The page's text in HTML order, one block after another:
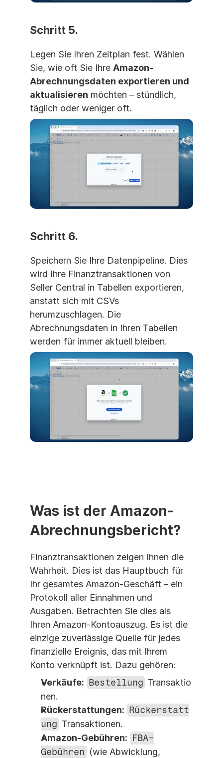
Schritt 5.
Legen Sie Ihren Zeitplan fest. Wählen
Sie, wie oft Sie Ihre Amazon-
Abrechnungsdaten exportieren und
aktualisieren möchten – stündlich,
täglich oder weniger oft.
Schritt 6.
Speichern Sie Ihre Datenpipeline. Dies
wird Ihre Finanztransaktionen von
Seller Central in Tabellen exportieren,
anstatt sich mit CSVs
herumzuschlagen. Die
Abrechnungsdaten in Ihren Tabellen
werden für immer aktuell bleiben.
Was ist der Amazon-
Abrechnungsbericht?
Finanztransaktionen zeigen Ihnen die
Wahrheit. Dies ist das Hauptbuch für
Ihr gesamtes Amazon-Geschäft – ein
Protokoll aller Einnahmen und
Ausgaben. Betrachten Sie dies als
Ihren Amazon-Kontoauszug. Es ist die
einzige zuverlässige Quelle für jedes
finanzielle Ereignis, das mit Ihrem
Konto verknüpft ist. Dazu gehören:
Verkäufe: Bestellung Transaktio
nen.
Rückerstattungen: Rückerstatt
ung Transaktionen.
Amazon-Gebühren: FBA-
Gebühren (wie Abwicklung,